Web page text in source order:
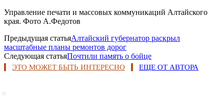
Управление печати и массовых коммуникаций Алтайского
края. Фото А.Федотов
Предыдущая статьяАлтайский губернатор раскрыл
масштабные планы ремонтов дорог
Следующая статьяПочтили память о бойце
ЭТО МОЖЕТ БЫТЬ ИНТЕРЕСНО ЕЩЕ ОТ АВТОРА